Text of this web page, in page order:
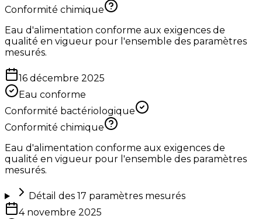
Conformité chimique
Eau d'alimentation conforme aux exigences de
qualité en vigueur pour l'ensemble des paramètres
mesurés.
16 décembre 2025
Eau conforme
Conformité bactériologique
Conformité chimique
Eau d'alimentation conforme aux exigences de
qualité en vigueur pour l'ensemble des paramètres
mesurés.
Détail des 17 paramètres mesurés
4 novembre 2025